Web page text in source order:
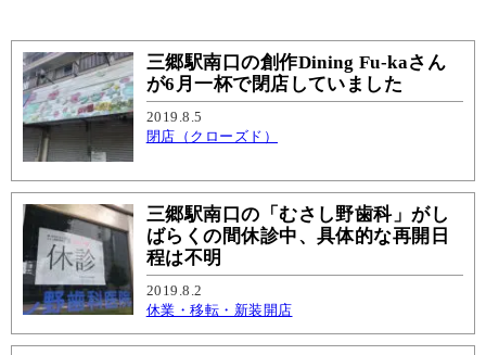
三郷駅南口の創作Dining Fu-kaさん
が6月一杯で閉店していました
2019.8.5
閉店（クローズド）
三郷駅南口の「むさし野歯科」がし
ばらくの間休診中、具体的な再開日
程は不明
2019.8.2
休業・移転・新装開店